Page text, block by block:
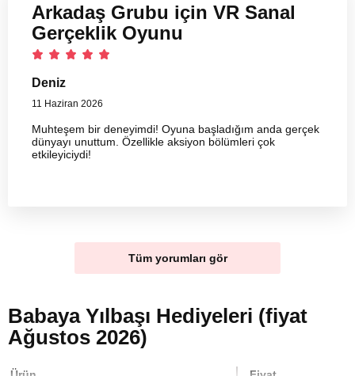
Arkadaş Grubu için VR Sanal
Gerçeklik Oyunu
Deniz
11 Haziran 2026
Muhteşem bir deneyimdi! Oyuna başladığım anda gerçek
dünyayı unuttum. Özellikle aksiyon bölümleri çok
etkileyiciydi!
Tüm yorumları gör
Babaya Yılbaşı Hediyeleri (fiyat
Ağustos 2026)